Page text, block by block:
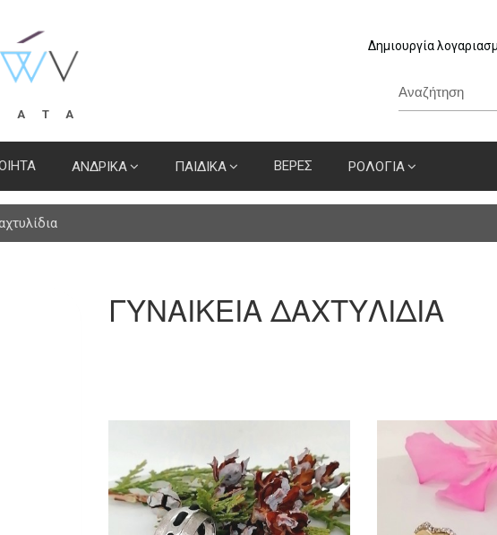
Δημιουργία
ΑΝΔΡΙΚΑ ΠΑΙΔΙΚΑ ΒΕΡΕΣ ΡΟΛΟΓΙΑ
ΓΥΝΑΙΚΕΙΑ ΔΑΧΤΥΛΙΔΙΑ